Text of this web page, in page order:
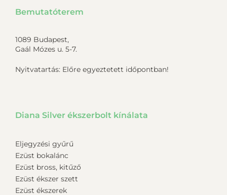
Bemutatóterem
1089 Budapest,
Gaál Mózes u. 5-7.
Nyitvatartás: Előre egyeztetett időpontban!
Diana Silver ékszerbolt kínálata
Eljegyzési gyűrű
Ezüst bokalánc
Ezüst bross, kitűző
Ezüst ékszer szett
Ezüst ékszerek